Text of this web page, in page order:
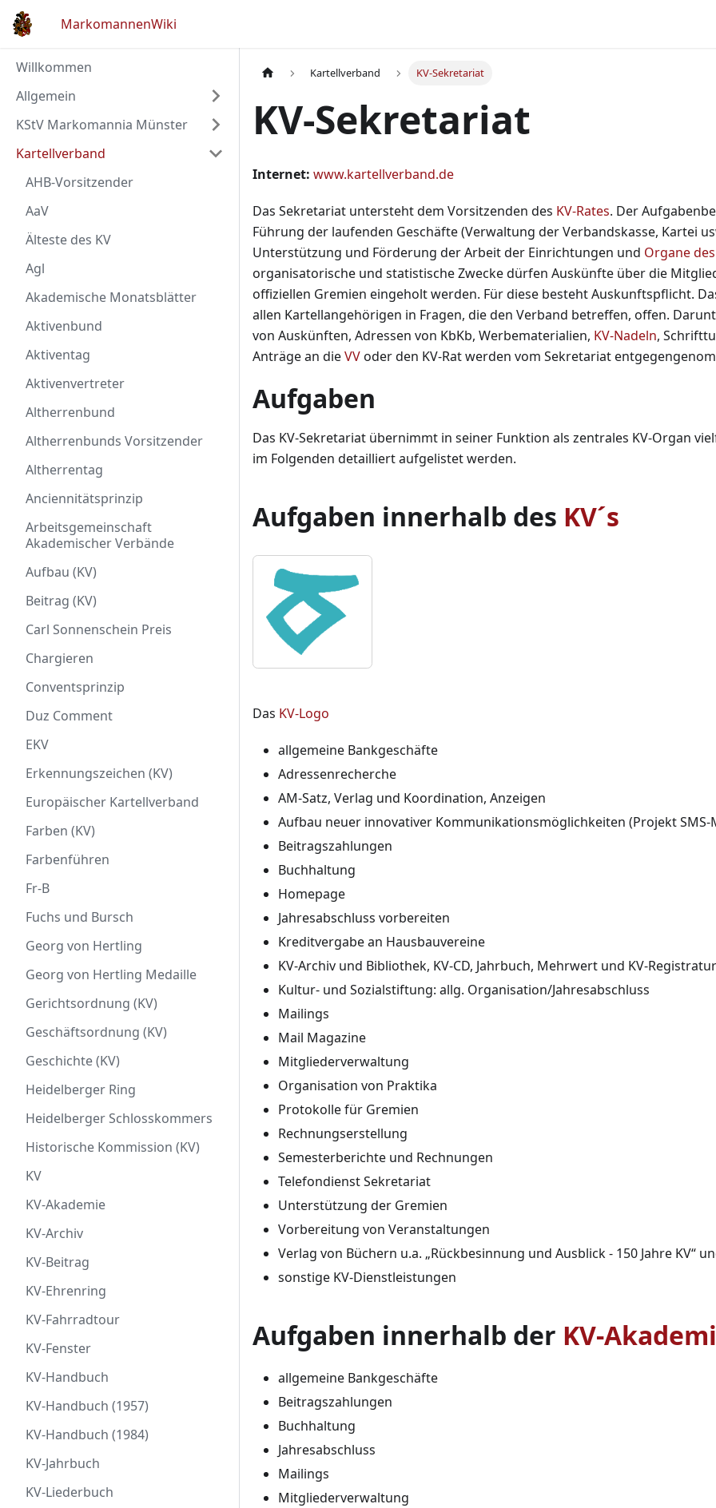
MarkomannenWiki
Willkommen
Allgemein
KStV Markomannia Münster
Kartellverband
AHB-Vorsitzender
AaV
Älteste des KV
Agl
Akademische Monatsblätter
Aktivenbund
Aktiventag
Aktivenvertreter
Altherrenbund
Altherrenbunds Vorsitzender
Altherrentag
Anciennitätsprinzip
Arbeitsgemeinschaft
Akademischer Verbände
Aufbau (KV)
Beitrag (KV)
Carl Sonnenschein Preis
Chargieren
Conventsprinzip
Duz Comment
EKV
Erkennungszeichen (KV)
Europäischer Kartellverband
Farben (KV)
Farbenführen
Fr-B
Fuchs und Bursch
Georg von Hertling
Georg von Hertling Medaille
Gerichtsordnung (KV)
Geschäftsordnung (KV)
Geschichte (KV)
Heidelberger Ring
Heidelberger Schlosskommers
Historische Kommission (KV)
KV
KV-Akademie
KV-Archiv
KV-Beitrag
KV-Ehrenring
KV-Fahrradtour
KV-Fenster
KV-Handbuch
KV-Handbuch (1957)
KV-Handbuch (1984)
KV-Jahrbuch
KV-Liederbuch
Kartellverband KV-Sekretariat
KV-Sekretariat
Internet: www.kartellverband.de
Das Sekretariat untersteht dem Vorsitzenden des KV-Rates. Der
Führung der laufenden Geschäfte (Verwaltung der Verbandskasse, Kartei
Unterstützung und Förderung der Arbeit der Einrichtungen und Organe des
organisatorische und statistische Zwecke dürfen Auskünfte über die
offiziellen Gremien eingeholt werden. Für diese besteht Auskunftspflicht.
allen Kartellangehörigen in Fragen, die den Verband betreffen, offen.
von Auskünften, Adressen von KbKb, Werbematerialien, KV-Nadeln,
Anträge an dieVVoder den KV-Rat werden vom Sekretariat
Aufgaben
Das KV-Sekretariat übernimmt in seiner Funktion als zentrales KV-Organ
im Folgenden detailliert aufgelistet werden.
Aufgaben innerhalb des KV´s
Das KV-Logo
allgemeine Bankgeschäfte
Adressenrecherche
AM-Satz, Verlag und Koordination, Anzeigen
Aufbau neuer innovativer Kommunikationsmöglichkeiten (Projekt SMS-
Beitragszahlungen
Buchhaltung
Homepage
Jahresabschluss vorbereiten
Kreditvergabe an Hausbauvereine
KV-Archiv und Bibliothek, KV-CD, Jahrbuch, Mehrwert und KV-Registratur
Kultur- und Sozialstiftung: allg. Organisation/Jahresabschluss
Mailings
Mail Magazine
Mitgliederverwaltung
Organisation von Praktika
Protokolle für Gremien
Rechnungserstellung
Semesterberichte und Rechnungen
Telefondienst Sekretariat
Unterstützung der Gremien
Vorbereitung von Veranstaltungen
Verlag von Büchern u.a. „Rückbesinnung und Ausblick - 150 Jahre KV“
sonstige KV-Dienstleistungen
Aufgaben innerhalb der KV-
allgemeine Bankgeschäfte
Beitragszahlungen
Buchhaltung
Jahresabschluss
Mailings
Mitgliederverwaltung